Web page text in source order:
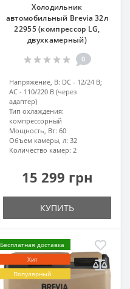
Холодильник
автомобильный Brevia 32л
22955 (компрессор LG,
двухкамерный)
0
Напряжение, В: DC - 12/24 В;
AC - 110/220 В (через
адаптер)
Тип охлаждения:
компрессорный
Мощность, Вт: 60
Объем камеры, л: 32
Количество камер: 2
15 299 грн
КУПИТЬ
Бесплатная доставка
Хит
Популярный